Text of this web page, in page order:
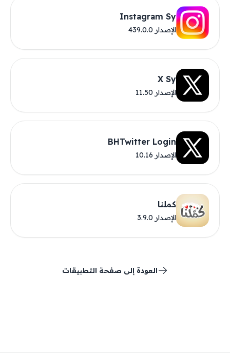
Instagram Sy
الإصدار 439.0.0
X Sy
الإصدار 11.50
BHTwitter Login
الإصدار 10.16
كملنا
الإصدار 3.9.0
العودة إلى صفحة التطبيقات